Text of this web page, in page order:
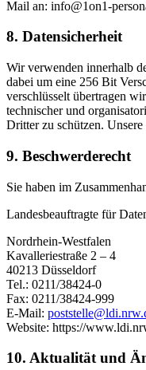
Mail an: info@1on1-
8. Datensicherheit
Wir verwenden innerhalb
dabei um eine 256 Bit
verschlüsselt übertragen
technischer und
Dritter zu schützen.
9. Beschwerderecht
Sie haben im
Landesbeauftragte für
Nordrhein-Westfalen
Kavalleriestraße 2 – 4
40213 Düsseldorf
Tel.: 0211/38424-0
Fax: 0211/38424-999
E-Mail:
Website: https://
10. Aktualität und